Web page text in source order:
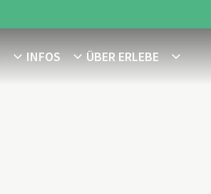
INFOS ÜBER ERLEBE